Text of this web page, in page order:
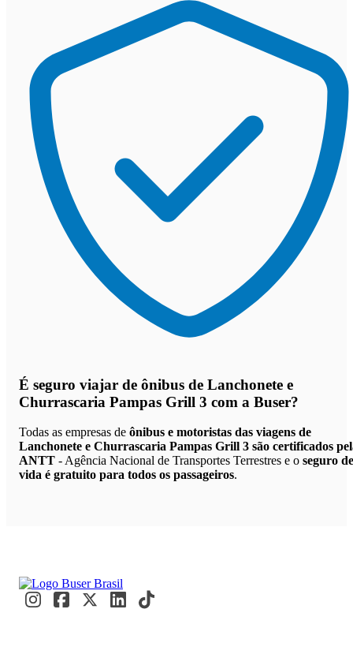
É seguro viajar de ônibus de Lanchonete e
Churrascaria Pampas Grill 3 com a Buser?
Todas as empresas de ônibus e motoristas das viagens de
Lanchonete e Churrascaria Pampas Grill 3 são certificados
ANTT - Agência Nacional de Transportes Terrestres e o seguro de
vida é gratuito para todos os passageiros.